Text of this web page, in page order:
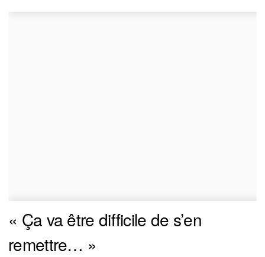
« Ça va être difficile de s’en
remettre… »